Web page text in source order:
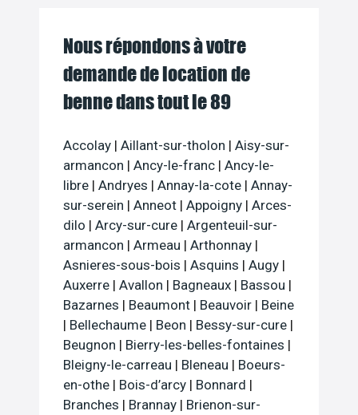
Nous répondons à votre
demande de location de
benne dans tout le 89
Accolay | Aillant-sur-tholon | Aisy-sur-
armancon | Ancy-le-franc | Ancy-le-
libre | Andryes | Annay-la-cote | Annay-
sur-serein | Anneot | Appoigny | Arces-
dilo | Arcy-sur-cure | Argenteuil-sur-
armancon | Armeau | Arthonnay |
Asnieres-sous-bois | Asquins | Augy |
Auxerre | Avallon | Bagneaux | Bassou |
Bazarnes | Beaumont | Beauvoir | Beine
| Bellechaume | Beon | Bessy-sur-cure |
Beugnon | Bierry-les-belles-fontaines |
Bleigny-le-carreau | Bleneau | Boeurs-
en-othe | Bois-d’arcy | Bonnard |
Branches | Brannay | Brienon-sur-